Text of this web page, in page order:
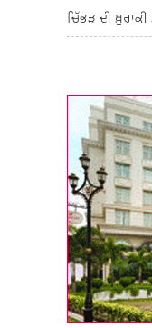
ਚਿੱਭੜ ਦੀ ਖ਼ੁਰਾਕੀ